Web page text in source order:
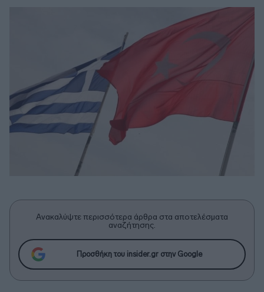
Ανακαλύψτε περισσότερα άρθρα στα αποτελέσματα
αναζήτησης.
Προσθήκη του insider.gr στην Google